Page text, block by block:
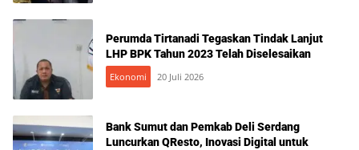
Perumda Tirtanadi Tegaskan Tindak Lanjut
LHP BPK Tahun 2023 Telah Diselesaikan
Ekonomi 20 Juli 2026
Bank Sumut dan Pemkab Deli Serdang
Luncurkan QResto, Inovasi Digital untuk